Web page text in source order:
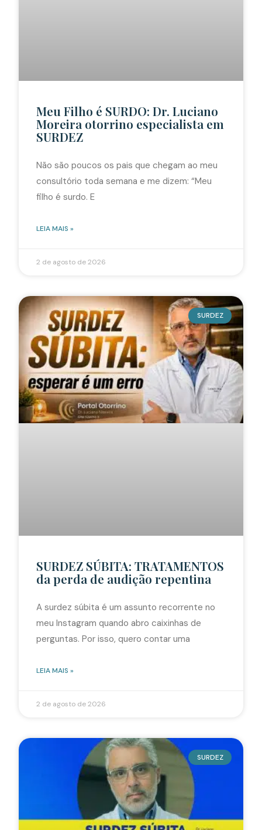
Meu Filho é SURDO: Dr. Luciano
Moreira otorrino especialista em
SURDEZ
Não são poucos os pais que chegam ao meu
consultório toda semana e me dizem: “Meu
filho é surdo. E
LEIA MAIS »
2 de agosto de 2026
SURDEZ
SURDEZ SÚBITA: TRATAMENTOS
da perda de audição repentina
A surdez súbita é um assunto recorrente no
meu Instagram quando abro caixinhas de
perguntas. Por isso, quero contar uma
LEIA MAIS »
2 de agosto de 2026
SURDEZ